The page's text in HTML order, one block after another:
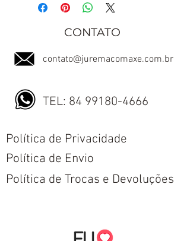
CONTATO
contato@juremacomaxe.com.br
TEL: 84 99180-4666
Política de Privacidade
Política de Envio
Política de Trocas e Devoluções